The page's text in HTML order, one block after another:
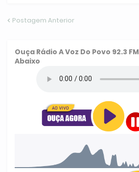
Postagem Anterior
Ouça Rádio A Voz Do Povo 92.3 FM
Abaixo